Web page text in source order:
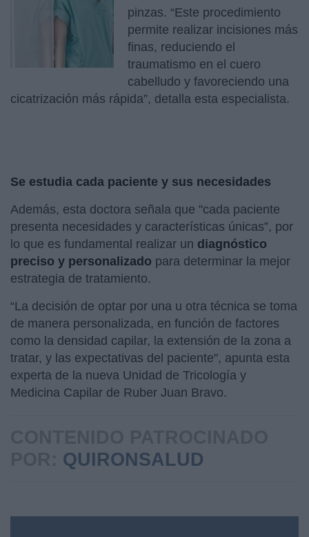
pinzas. “Este procedimiento
permite realizar incisiones más
finas, reduciendo el
traumatismo en el cuero
cabelludo y favoreciendo una
cicatrización más rápida”, detalla esta especialista.
Se estudia cada paciente y sus necesidades
Además, esta doctora señala que "cada paciente
presenta necesidades y características únicas”, por
lo que es fundamental realizar un diagnóstico
preciso y personalizado para determinar la mejor
estrategia de tratamiento.
“La decisión de optar por una u otra técnica se toma
de manera personalizada, en función de factores
como la densidad capilar, la extensión de la zona a
tratar, y las expectativas del paciente", apunta esta
experta de la nueva Unidad de Tricología y
Medicina Capilar de Ruber Juan Bravo.
QUIRONSALUD